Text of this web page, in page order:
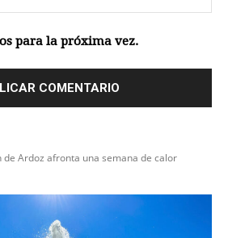
para la próxima vez.